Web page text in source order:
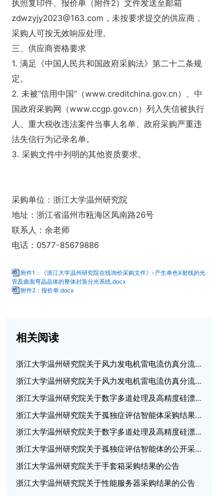
执照复印件、报价单（附件2）文件发送至邮箱
zdwzyjy2023@163.com，未按要求提交的供应商，
采购人可按无效响应处理。
三、供应商资格要求
1. 满足《中国人民共和国政府采购法》第二十二条规
定。
2. 未被“信用中国”（www.creditchina.gov.cn）、中
国政府采购网（www.ccgp.gov.cn）列入失信被执行
人、重大税收违法案件当事人名单、政府采购严重违
法失信行为记录名单。
3. 采购文件中列明的其他资质要求。
采购单位：浙江大学温州研究院
地址：浙江省温州市瓯海区凤南路26号
联系人：余老师
电话：0577-85679886
附件1：《浙江大学温州研究院在线询价采购文件》-产生单色X射线的光
管及曲面弯晶晶体的整体封装分光系统.docx
附件2：报价单.docx
相关阅读
浙江大学温州研究院关于风力发电机雷电流仿真分流测试采购结果的公告
浙江大学温州研究院关于风力发电机雷电流仿真分流测试的公开采购公告
浙江大学温州研究院关于数字多道处理及高精度硅漂移探测器采购结果的公告
浙江大学温州研究院关于孤独症评估智能体采购结果的公告
浙江大学温州研究院关于数字多道处理及高精度硅漂移探测器的公开采购公告
浙江大学温州研究院关于孤独症评估智能体的公开采购公告
浙江大学温州研究院关于手套箱采购结果的公告
浙江大学温州研究院关于性能服务器采购结果的公告